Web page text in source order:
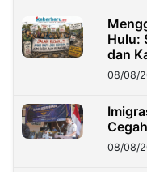
Hulu:
dan
08/08/
08/08/